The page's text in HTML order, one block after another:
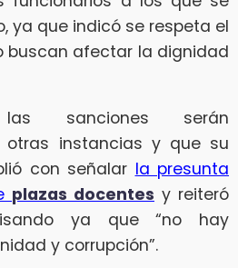
ya que indicó se respeta el
buscan afectar la dignidad
sanciones serán
otras instancias y que su
con señalar la presunta
plazas docentes y reiteró
ya que “no hay
y corrupción”.